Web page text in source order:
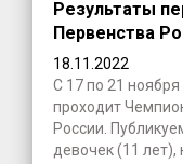
Результаты
Первенства
18.11.2022
С 17 по 21
проходит
России.
девочек (11